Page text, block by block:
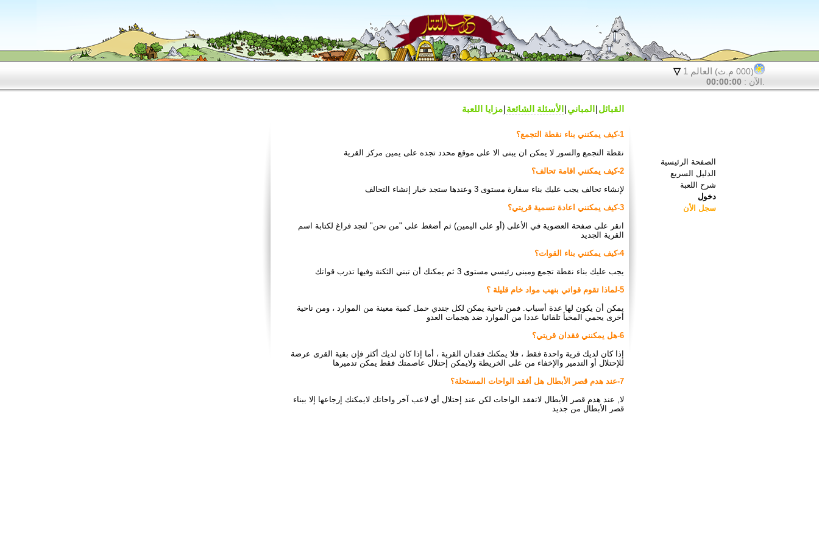
(000 م.ث) العالم 1 ▽
.الآن : 00:00:00
الصفحة الرئيسية
الدليل السريع
شرح اللعبة
◂دخول
◂سجل الأن
القبائل المباني الأسئلة الشائعة مزايا اللعبة
1-كيف يمكنني بناء نقطة التجمع؟
نقطة التجمع والسور لا يمكن ان يبنى الا على موقع محدد تجده على يمين مركز القرية
2-كيف يمكنني اقامة تحالف؟
لإنشاء تحالف يجب عليك بناء سفارة مستوى 3 وعندها ستجد خيار إنشاء التحالف
3-كيف يمكنني اعادة تسمية قريتي؟
انقر على صفحة العضوية في الأعلى (أو على اليمين) ثم أضغط على "من نحن" لتجد فراغ لكتابة اسم
القرية الجديد
4-كيف يمكنني بناء القوات؟
يجب عليك بناء نقطة تجمع ومبنى رئيسي مستوى 3 ثم يمكنك أن تبني الثكنة وفيها تدرب قواتك
5-لماذا تقوم قواتي بنهب مواد خام قليلة ؟
يمكن أن يكون لها عدة أسباب. فمن ناحية يمكن لكل جندي حمل كمية معينة من الموارد ، ومن ناحية
أخرى يحمي المخبأ تلقائيا عددا من الموارد ضد هجمات العدو
6-هل يمكنني فقدان قريتي؟
إذا كان لديك قرية واحدة فقط ، فلا يمكنك فقدان القرية ، أما إذا كان لديك أكثر فإن بقية القرى عرضة
للإحتلال أو التدمير والإخفاء من على الخريطة ولايمكن إحتلال عاصمتك فقط يمكن تدميرها
7-عند هدم قصر الأبطال هل أفقد الواحات المستحلة؟
لا, عند هدم قصر الأبطال لاتفقد الواحات لكن عند إحتلال أي لاعب آخر واحاتك لايمكنك إرجاعها إلا ببناء
قصر الأبطال من جديد